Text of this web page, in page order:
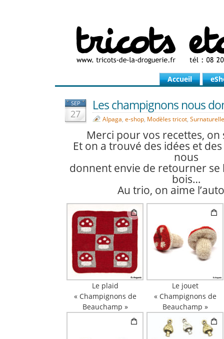
Accueil
SEP
27
Les champignons nous
Alpaga, e-shop, Modèles tricot, Surnaturelle
Merci pour vos recettes, on
Et on a trouvé des idées et
nous
donnent envie de retourner se
bois…
Au trio, on aime
Le plaid
« Champignons de
Beauchamp »
Le jouet
« Champignons de
Beauchamp »